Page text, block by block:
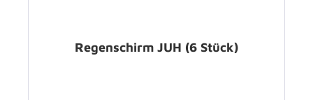
Regenschirm JUH (6 Stück)